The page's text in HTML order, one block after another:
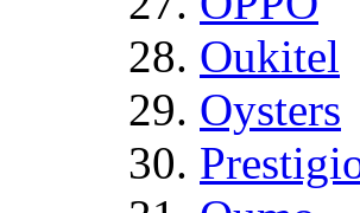
Oukitel
Oysters